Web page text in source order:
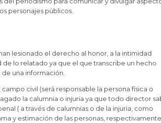
personajes públicos.
lesionado el derecho al honor, a la intimidad
lo relatado ya que el que transcribe un hecho
una información.
civil (será responsable la persona física o
la calumnia o injuria ya que todo director
( a través de calumnias o de la injuria, como
y estimación de las personas,